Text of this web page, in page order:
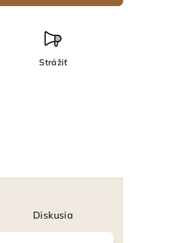
Strážiť
Diskusia